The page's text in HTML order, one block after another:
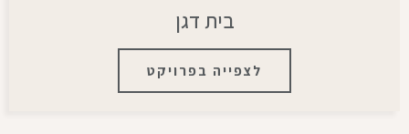
בית דגן
לצפייה בפרויקט